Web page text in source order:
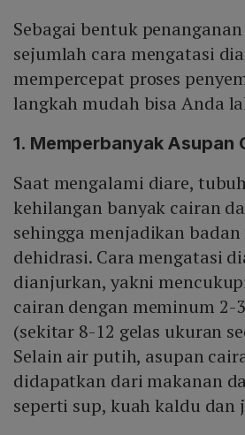
Sebagai bentuk
sejumlah cara mengatasi
mempercepat proses
langkah mudah bisa Anda
1. Memperbanyak Asupan
Saat mengalami diare,
kehilangan banyak cairan
sehingga menjadikan
dehidrasi. Cara mengatasi
dianjurkan, yakni
cairan dengan meminum
(sekitar 8-12 gelas ukuran
Selain air putih, asupan
didapatkan dari makanan
seperti sup, kuah kaldu dan